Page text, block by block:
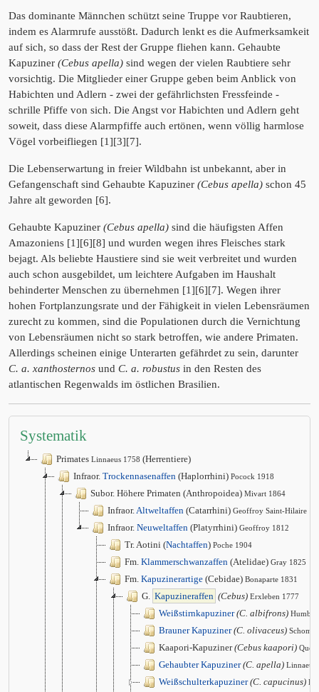
Das dominante Männchen schützt seine Truppe vor Raubtieren,
indem es Alarmrufe ausstößt. Dadurch lenkt es die Aufmerksamkeit
auf sich, so dass der Rest der Gruppe fliehen kann. Gehaubte
Kapuziner (Cebus apella) sind wegen der vielen Raubtiere sehr
vorsichtig. Die Mitglieder einer Gruppe geben beim Anblick von
Habichten und Adlern - zwei der gefährlichsten Fressfeinde -
schrille Pfiffe von sich. Die Angst vor Habichten und Adlern geht
soweit, dass diese Alarmpfiffe auch ertönen, wenn völlig harmlose
Vögel vorbeifliegen [1][3][7].
Die Lebenserwartung in freier Wildbahn ist unbekannt, aber in
Gefangenschaft sind Gehaubte Kapuziner (Cebus apella) schon 45
Jahre alt geworden [6].
Gehaubte Kapuziner (Cebus apella) sind die häufigsten Affen
Amazoniens [1][6][8] und wurden wegen ihres Fleisches stark
bejagt. Als beliebte Haustiere sind sie weit verbreitet und wurden
auch schon ausgebildet, um leichtere Aufgaben im Haushalt
behinderter Menschen zu übernehmen [1][6][7]. Wegen ihrer
hohen Fortplanzungsrate und der Fähigkeit in vielen Lebensräumen
zurecht zu kommen, sind die Populationen durch die Vernichtung
von Lebensräumen nicht so stark betroffen, wie andere Primaten.
Allerdings scheinen einige Unterarten gefährdet zu sein, darunter
C. a. xanthosternos und C. a. robustus in den Resten des
atlantischen Regenwalds im östlichen Brasilien.
Systematik
Primates Linnaeus 1758 (Herrentiere)
Infraor. Trockennasenaffen (Haplorrhini) Pocock 1918
Subor. Höhere Primaten (Anthropoidea) Mivart 1864
Infraor. Altweltaffen (Catarrhini) Geoffroy Saint-Hilaire
Infraor. Neuweltaffen (Platyrrhini) Geoffroy 1812
Tr. Aotini (Nachtaffen) Poche 1904
Fm. Klammerschwanzaffen (Atelidae) Gray 1825
Fm. Kapuzinerartige (Cebidae) Bonaparte 1831
G. Kapuzineraffen (Cebus) Erxleben 1777
Weißstirnkapuziner (C. albifrons)
Brauner Kapuziner (C. olivaceus)
Kaapori-Kapuziner(Cebus kaapori)
Gehaubter Kapuziner (C. apella) Linnaeus
Weißschulterkapuziner (C. capucinus)